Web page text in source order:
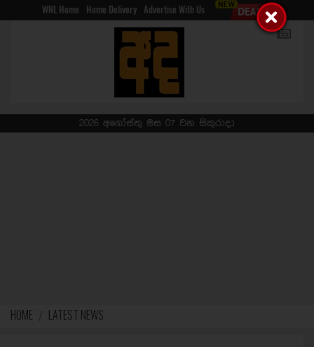
WNL Home Home Delivery Advertise With Us
2026 අගෝස්තු මස 07 වන සිකුරාදා
HOME LATEST NEWS